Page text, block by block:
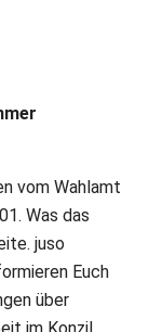
vom Wahlamt
Was das
juso
Euch
über